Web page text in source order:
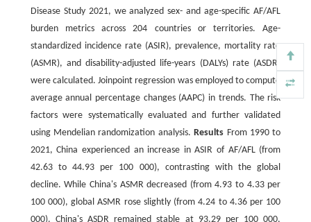
Disease Study 2021, we analyzed sex- and age-specific AF/AFL
burden metrics across 204 countries or territories. Age-
standardized incidence rate (ASIR), prevalence, mortality rate
(ASMR), and disability-adjusted life-years (DALYs) rate (ASDR)
were calculated. Joinpoint regression was employed to compute
average annual percentage changes (AAPC) in trends. The risk
factors were systematically evaluated and further validated
using Mendelian randomization analysis.Results From 1990 to
2021, China experienced an increase in ASIR of AF/AFL (from
42.63 to 44.93 per 100 000), contrasting with the global
decline. While China's ASMR decreased (from 4.93 to 4.33 per
100 000), global ASMR rose slightly (from 4.24 to 4.36 per 100
000). China's ASDR remained stable at 93.29 per 100 000,